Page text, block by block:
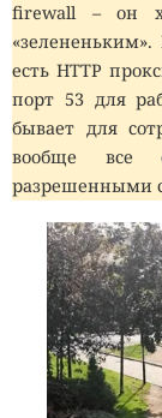
firewall – он
есть HTTP
порт 53 для
бывает для
вообще все
разрешенными